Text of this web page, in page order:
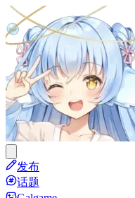
发布
话题